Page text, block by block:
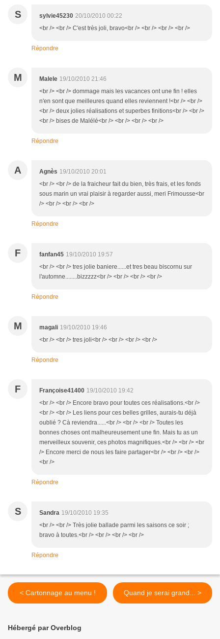
S sylvie45230 20/10/2010 00:22
<br /> <br /> C'est très joli, bravo<br /> <br /> <br /> <br />
Répondre
M Malele 19/10/2010 21:46
<br /> <br /> dommage mais les vacances ont une fin ! elles
n'en sont que meilleures quand elles reviennent !<br /> <br />
<br /> deux jolies réalisations et superbes finitions<br /> <br />
<br /> bises de Malélé<br /> <br /> <br /> <br />
Répondre
A Agnès 19/10/2010 20:01
<br /> <br /> de la fraicheur fait du bien, très frais, et les fonds
sous marin un vrai plaisir à regarder aussi, meri Frimousse<br
/> <br /> <br /> <br />
Répondre
F fanfan45 19/10/2010 19:57
<br /> <br /> tres jolie baniere......et tres beau biscornu sur
l'automne........bizzzzz<br /> <br /> <br /> <br />
Répondre
M magali 19/10/2010 19:46
<br /> <br /> tres joli<br /> <br /> <br /> <br />
Répondre
F Françoise41400 19/10/2010 19:42
<br /> <br /> Encore bravo pour toutes ces réalisations.<br />
<br /> <br /> Les liens pour ces belles grilles, aurais-tu déjà
oublié ? Cà reviendra......<br /> <br /> <br /> Toutes les
bonnes choses ont malheureusement une fin. Mais tu as un
merveilleux souvenir, ces photos magnifiques.<br /> <br /> <br
/> Encore merci de nous les faire partager<br /> <br /> <br />
<br />
Répondre
S Sandra 19/10/2010 19:35
<br /> <br /> Très jolie ballade parmi les saisons ce soir ;
bravo à toutes.<br /> <br /> <br /> <br />
Répondre
< Cartonnage au menu ! Quand je serai grand... >
Hébergé par Overblog